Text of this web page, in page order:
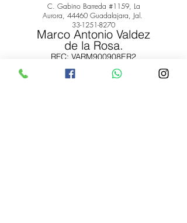
C. Gabino Barreda #1159, La
Aurora, 44460 Guadalajara, Jal.
33-1251-8270
Marco Antonio Valdez
de la Rosa.
RFC: VARM900908ER2